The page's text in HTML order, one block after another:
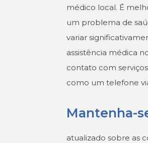
médico local. É
um problema de
variar
assistência médica
contato com
como um telefone
Mantenha-
atualizado sobre as